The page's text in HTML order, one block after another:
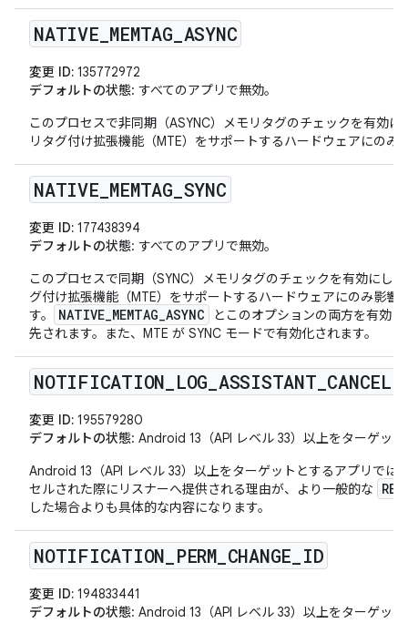
NATIVE MEMTAG ASYNC
変更 ID: 135772972
デフォルトの状態: すべてのアプリで無効。
このプロセスで非同期（ASYNC）メモリタグのチェックを有効
リタグ付け拡張機能（MTE）をサポートするハードウェアにのみ
NATIVE MEMTAG SYNC
変更 ID: 177438394
デフォルトの状態: すべてのアプリで無効。
このプロセスで同期（SYNC）メモリタグのチェックを有効にし
グ付け拡張機能（MTE）をサポートするハードウェアにのみ影響
す。
NATIVE_MEMTAG_ASYNC
とこのオプションの両方を有効
先されます。また、MTE が SYNC モードで有効化されます。
NOTIFICATION LOG ASSISTANT CANCEL
変更 ID: 195579280
デフォルトの状態: Android 13（API レベル 33）以上をターゲッ
Android 13（API レベル 33）以上をターゲットとするアプリでは
セルされた際にリスナーへ提供される理由が、より一般的な
した場合よりも具体的な内容になります。
NOTIFICATION PERM_ CHANGE ID
変更 ID: 194833441
デフォルトの状態: Android 13（API レベル 33）以上をターゲッ